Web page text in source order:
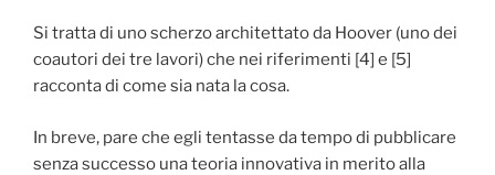
Si tratta di uno scherzo architettato da Hoover (uno dei
coautori dei tre lavori) che nei riferimenti [4] e [5]
racconta di come sia nata la cosa.
In breve, pare che egli tentasse da tempo di pubblicare
senza successo una teoria innovativa in merito alla